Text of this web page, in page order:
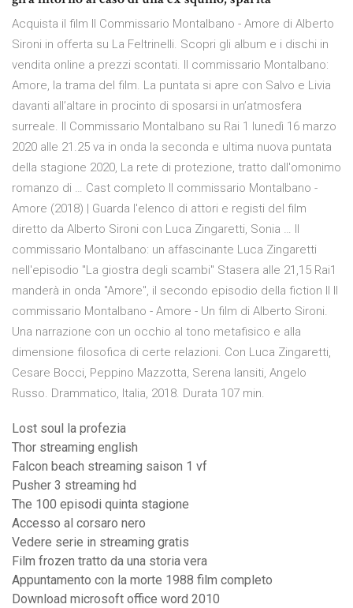
Acquista il film Il Commissario Montalbano - Amore di Alberto
Sironi in offerta su La Feltrinelli. Scopri gli album e i dischi in
vendita online a prezzi scontati. Il commissario Montalbano:
Amore, la trama del film. La puntata si apre con Salvo e Livia
davanti all’altare in procinto di sposarsi in un’atmosfera
surreale. Il Commissario Montalbano su Rai 1 lunedì 16 marzo
2020 alle 21.25 va in onda la seconda e ultima nuova puntata
della stagione 2020, La rete di protezione, tratto dall'omonimo
romanzo di … Cast completo Il commissario Montalbano -
Amore (2018) | Guarda l'elenco di attori e registi del film
diretto da Alberto Sironi con Luca Zingaretti, Sonia … Il
commissario Montalbano: un affascinante Luca Zingaretti
nell'episodio "La giostra degli scambi" Stasera alle 21,15 Rai1
manderà in onda "Amore", il secondo episodio della fiction Il Il
commissario Montalbano - Amore - Un film di Alberto Sironi.
Una narrazione con un occhio al tono metafisico e alla
dimensione filosofica di certe relazioni. Con Luca Zingaretti,
Cesare Bocci, Peppino Mazzotta, Serena Iansiti, Angelo
Russo. Drammatico, Italia, 2018. Durata 107 min.
Lost soul la profezia
Thor streaming english
Falcon beach streaming saison 1 vf
Pusher 3 streaming hd
The 100 episodi quinta stagione
Accesso al corsaro nero
Vedere serie in streaming gratis
Film frozen tratto da una storia vera
Appuntamento con la morte 1988 film completo
Download microsoft office word 2010